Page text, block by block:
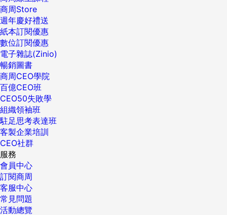
商周Store
週年慶好禮送
紙本訂閱優惠
數位訂閱優惠
電子雜誌(Zinio)
暢銷圖書
商周CEO學院
百億CEO班
CEO50失敗學
組織領袖班
駐足思考表達班
客製企業培訓
CEO社群
服務
會員中心
訂閱商周
客服中心
常見問題
活動總覽